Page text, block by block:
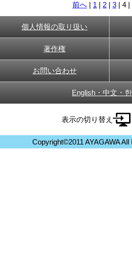
前へ | 1 | 2 | 3 | 4 |
個人情報の取り扱い
著作権
お問い合わせ
English・中文・
表示の切り替え
Copyright©2011 AYAGAWA